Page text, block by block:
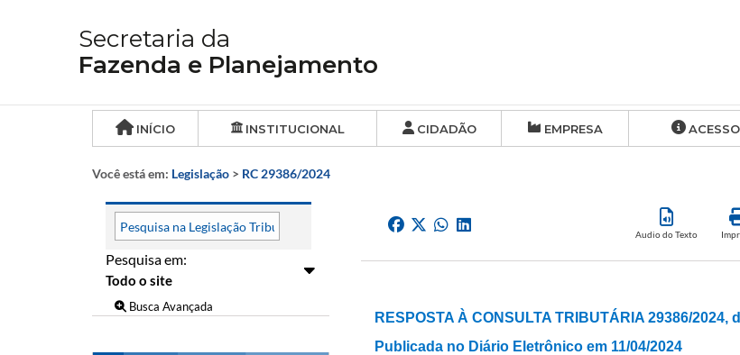
Secretaria da
Fazenda e Planejamento
INÍCIO INSTITUCIONAL CIDADÃO EMPRESA
Você está em: Legislação > RC 29386/2024
Pesquisa em:
Busca Avançada
Audio do Texto
RESPOSTA À CONSULTA TRIBUTÁRIA 29386/2024,
Publicada no Diário Eletrônico em 11/04/2024